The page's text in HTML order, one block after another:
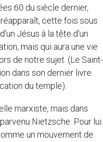
60 du siècle dernier,
cette fois sous
Jésus à la tête d'un
mais qui aura une vie
de notre sujet. (Le Saint-
dans son dernier livre
du temple).
marxiste, mais dans
Nietzsche. Pour lui
un mouvement de